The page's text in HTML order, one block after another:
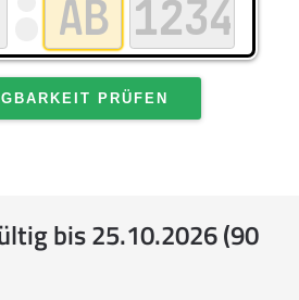
PRÜFEN
bis 25.10.2026 (90